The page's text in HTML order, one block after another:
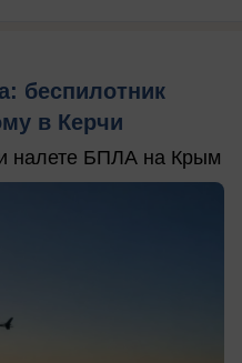
беспилотник
в Керчи
налете БПЛА на Крым